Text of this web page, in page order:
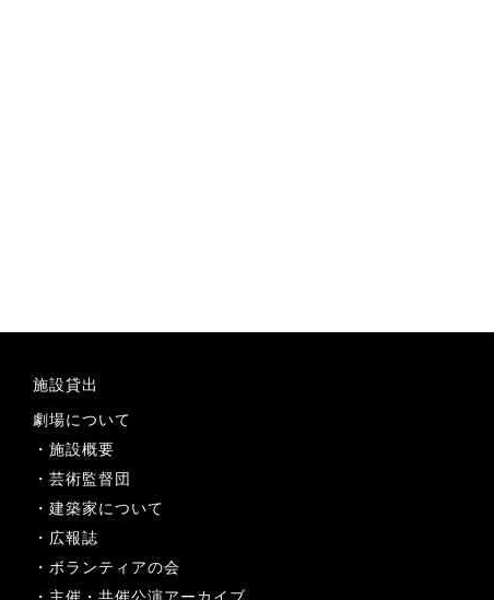
施設貸出
劇場について
施設概要
芸術監督団
建築家について
広報誌
ボランティアの会